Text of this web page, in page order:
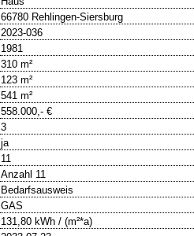
66780 Rehlingen-Siersburg
2023-036
1981
310 m²
123 m²
541 m²
558.000,- €
3
ja
11
Anzahl 11
Bedarfsausweis
GAS
131,80 kWh / (m²*a)